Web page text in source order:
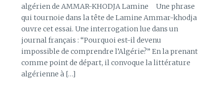
algérien de AMMAR-KHODJA Lamine Une phrase
qui tournoie dans la tête de Lamine Ammar-khodja
ouvre cet essai. Une interrogation lue dans un
journal français : “Pourquoi est-il devenu
impossible de comprendre l’Algérie?” En la prenant
comme point de départ, il convoque la littérature
algérienne à […]